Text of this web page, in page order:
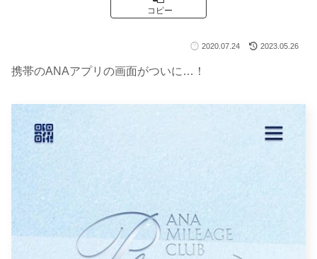
コピー
2020.07.24 2023.05.26
携帯のANAアプリの画面がついに…！